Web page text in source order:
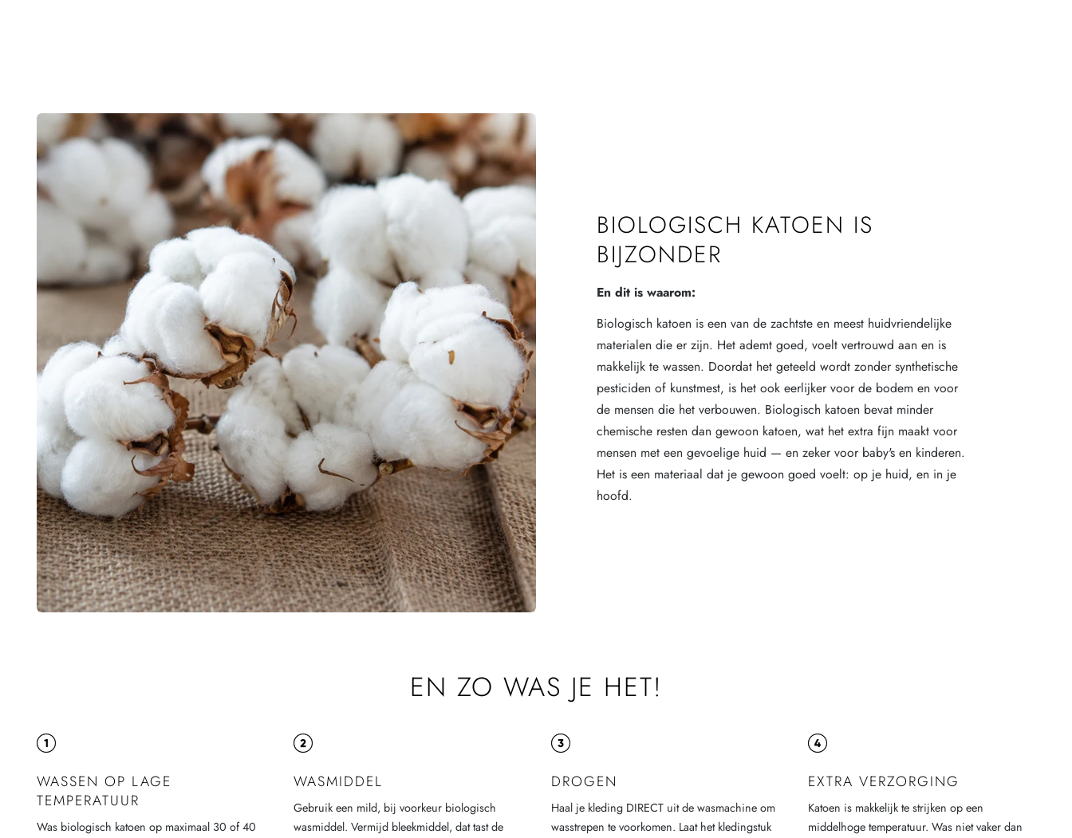
BIOLOGISCH KATOEN IS
BIJZONDER
En dit is waarom:
Biologisch katoen is een van de zachtste en meest huidvriendelijke
materialen die er zijn. Het ademt goed, voelt vertrouwd aan en is
makkelijk te wassen. Doordat het geteeld wordt zonder synthetische
pesticiden of kunstmest, is het ook eerlijker voor de bodem en voor
de mensen die het verbouwen. Biologisch katoen bevat minder
chemische resten dan gewoon katoen, wat het extra fijn maakt voor
mensen met een gevoelige huid — en zeker voor baby's en kinderen.
Het is een materiaal dat je gewoon goed voelt: op je huid, en in je
hoofd.
EN ZO WAS JE HET!
WASSEN OP LAGE
TEMPERATUUR
Was biologisch katoen op maximaal 30 of 40
WASMIDDEL
Gebruik een mild, bij voorkeur biologisch
wasmiddel. Vermijd bleekmiddel, dat tast de
DROGEN
Haal je kleding DIRECT uit de wasmachine om
wasstrepen te voorkomen. Laat het kledingstuk
EXTRA VERZORGING
Katoen is makkelijk te strijken op een
middelhoge temperatuur. Was niet vaker dan